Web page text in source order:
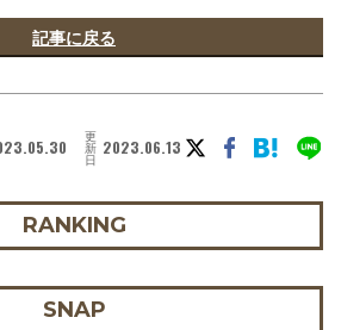
記事に戻る
更
新
日
2023.06.13
RANKING
SNAP